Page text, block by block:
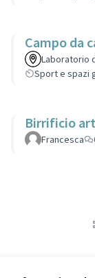
Campo da
Laboratorio
Sport e spazi
Birrificio
Francesca